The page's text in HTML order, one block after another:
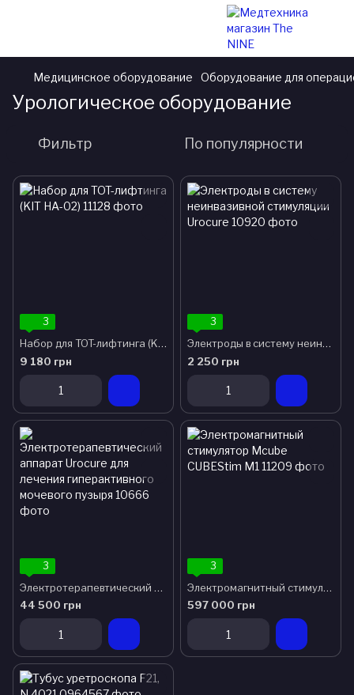
Медицинское оборудование Оборудование для
Урологическое оборудование
Фильтр По популярности
3
Набор для TOT-лифтинга (KIT HA-02)
9 180 грн
3
Электроды в систему неинвазивной стимуляции Urocure
2 250 грн
3
Электротерапевтический аппарат Urocure для лечения гиперактивного мочевого пузыря
44 500 грн
3
Электромагнитный стимулятор Mcube CUBEStim M1
597 000 грн